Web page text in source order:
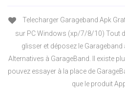
Telecharger Garageband Apk
sur PC Windows (xp/7/8/10) Tout
glisser et déposez le Garageband
Alternatives à GarageBand. Il existe
pouvez essayer à la place de
que le produit